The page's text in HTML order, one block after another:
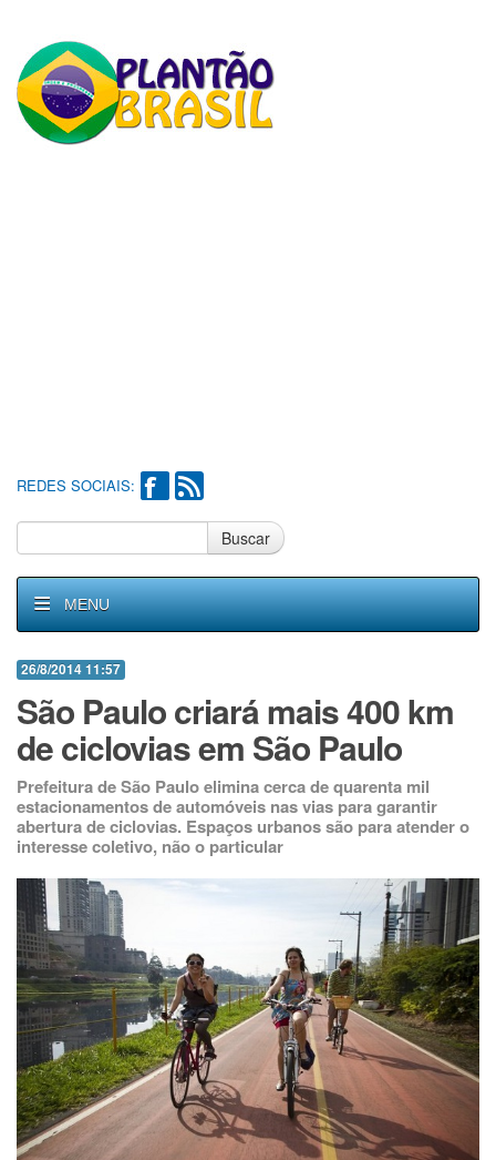
REDES SOCIAIS:
Buscar
MENU
26/8/2014 11:57
São Paulo criará mais 400 km
de ciclovias em São Paulo
Prefeitura de São Paulo elimina cerca de quarenta mil
estacionamentos de automóveis nas vias para garantir
abertura de ciclovias. Espaços urbanos são para atender o
interesse coletivo, não o particular